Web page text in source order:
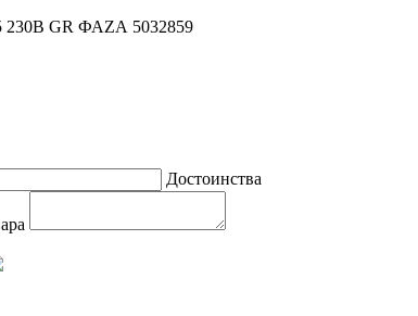
230В GR ФАZА 5032859
Достоинства